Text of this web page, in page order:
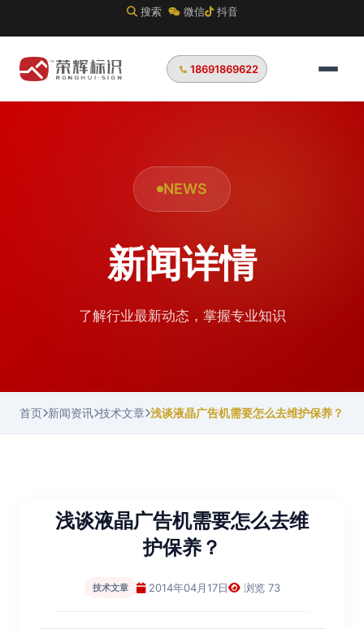
搜索 微信 抖音
18691869622
NEWS
新闻详情
了解行业最新动态，掌握专业知识
首页 新闻资讯 技术文章 浅谈液晶广告机需要怎么去维护保养？
浅谈液晶广告机需要怎么去维
护保养？
技术文章 2014年04月17日 浏览 73